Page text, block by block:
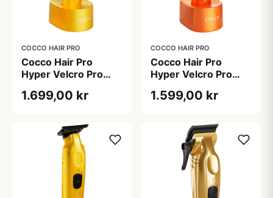
COCCO HAIR PRO
Cocco Hair Pro
Hyper Velcro Pro
1.699,00 kr
COCCO HAIR PRO
Cocco Hair Pro
Hyper Velcro Pro
1.599,00 kr